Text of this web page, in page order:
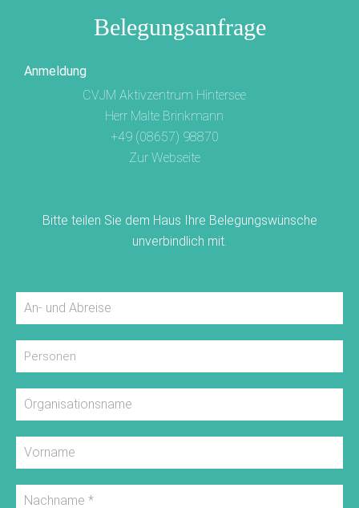
Belegungsanfrage
Anmeldung
CVJM Aktivzentrum Hintersee
Herr Malte Brinkmann
+49 (08657) 98870
Zur Webseite
Bitte teilen Sie dem Haus Ihre Belegungswünsche
unverbindlich mit.